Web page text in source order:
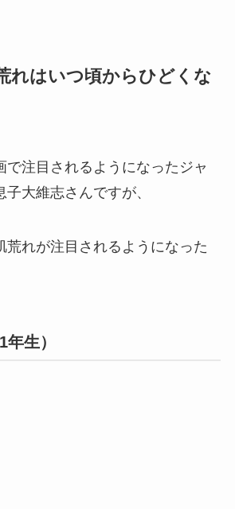
れはいつ頃からひどくな
で注目されるようになったジャ
大維志さんですが、
荒れが注目されるようになった
生）